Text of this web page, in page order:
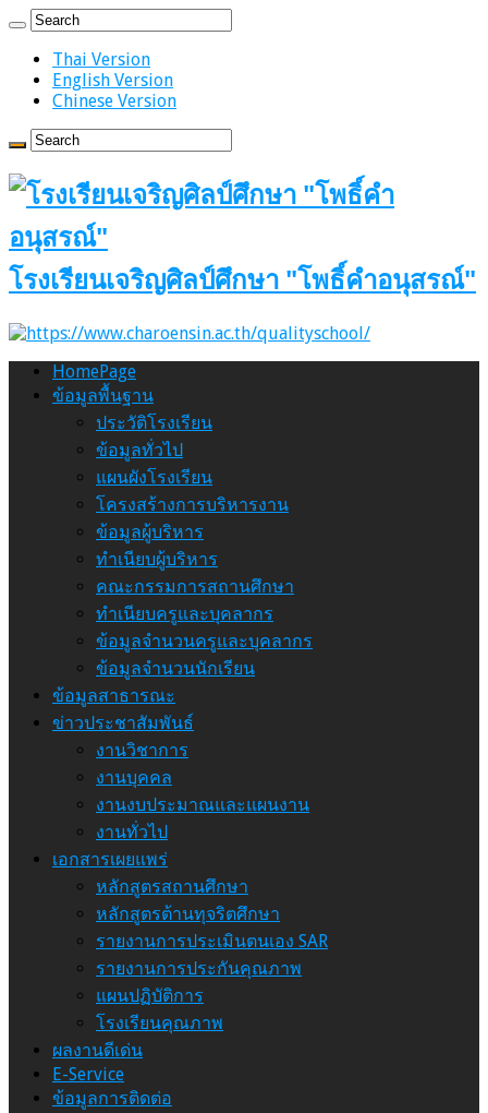
Thai Version
English Version
Chinese Version
โรงเรียนเจริญศิลป์ศึกษา "โพธิ์คำอนุสรณ์"
HomePage
ข้อมูลพื้นฐาน
ประวัติโรงเรียน
ข้อมูลทั่วไป
แผนผังโรงเรียน
โครงสร้างการบริหารงาน
ข้อมูลผู้บริหาร
ทำเนียบผู้บริหาร
คณะกรรมการสถานศึกษา
ทำเนียบครูและบุคลากร
ข้อมูลจำนวนครูและบุคลากร
ข้อมูลจำนวนนักเรียน
ข้อมูลสาธารณะ
ข่าวประชาสัมพันธ์
งานวิชาการ
งานบุคคล
งานงบประมาณและแผนงาน
งานทั่วไป
เอกสารเผยแพร่
หลักสูตรสถานศึกษา
หลักสูตรต้านทุจริตศึกษา
รายงานการประเมินตนเอง SAR
รายงานการประกันคุณภาพ
แผนปฏิบัติการ
โรงเรียนคุณภาพ
ผลงานดีเด่น
E-Service
ข้อมูลการติดต่อ